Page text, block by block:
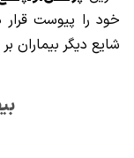
خود را پیوست
شایع دیگر بیماران